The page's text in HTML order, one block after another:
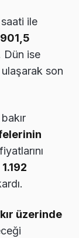
ile
Dün ise
son
bakır
fiyatlarını
1.192
üzerinde